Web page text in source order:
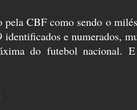
CBF como sendo o
e numerados,
do futebol nacional.